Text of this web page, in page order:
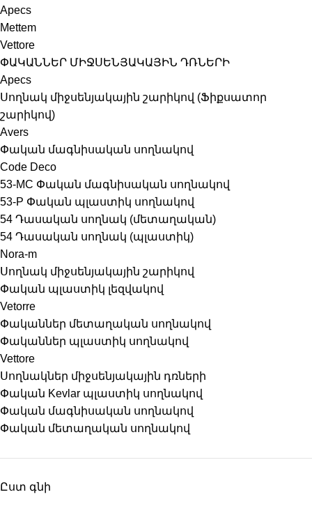
Apecs
Mettem
Vettore
ՓԱԿԱՆՆԵՐ ՄԻՋՍԵՆՅԱԿԱՅԻՆ ԴՌՆԵՐԻ
Apecs
Սողնակ միջսենյակային շարիկով (Ֆիքսատոր
շարիկով)
Avers
Փական մագնիսական սողնակով
Code Deco
53-MC Փական մագնիսական սողնակով
53-P Փական պլաստիկ սողնակով
54 Դասական սողնակ (մետաղական)
54 Դասական սողնակ (պլաստիկ)
Nora-m
Սողնակ միջսենյակային շարիկով
Փական պլաստիկ լեզվակով
Vetorre
Փականներ մետաղական սողնակով
Փականներ պլաստիկ սողնակով
Vettore
Սողնակներ միջսենյակային դռների
Փական Kevlar պլաստիկ սողնակով
Փական մագնիսական սողնակով
Փական մետաղական սողնակով
Ըստ գնի